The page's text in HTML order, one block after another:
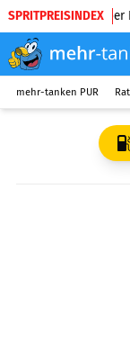
SPRITPREISINDEX
Diesel Super
mehr-tanken PUR